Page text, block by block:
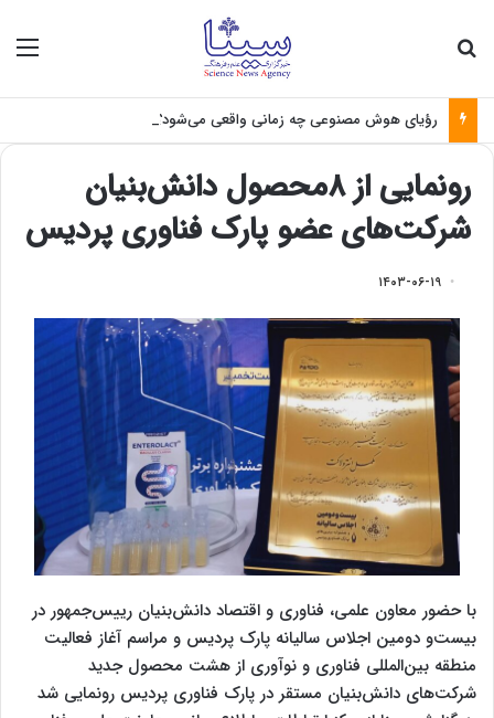
رؤیای هوش مصنوعی چه زمانی واقعی می‌شود؟
رونمایی از ۸محصول دانش‌بنیان
شرکت‌های عضو پارک فناوری پردیس
۱۴۰۳-۰۶-۱۹
با حضور معاون علمی، فناوری و اقتصاد دانش‌بنیان رییس‌جمهور در
بیست‌و دومین اجلاس سالیانه پارک پردیس و مراسم آغاز فعالیت
منطقه بین‌المللی فناوری و نوآوری از هشت محصول جدید
شرکت‌های دانش‌بنیان مستقر در پارک فناوری پردیس رونمایی شد